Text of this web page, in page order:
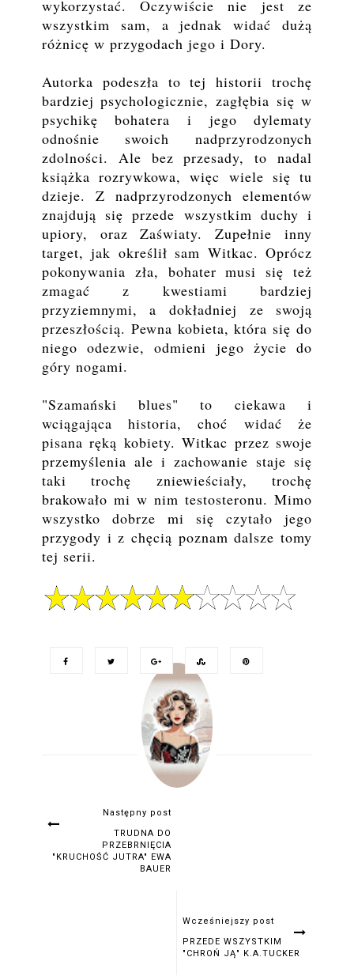
wykorzystać. Oczywiście nie jest ze
wszystkim sam, a jednak widać dużą
różnicę w przygodach jego i Dory.
Autorka podeszła to tej historii trochę
bardziej psychologicznie, zagłębia się w
psychikę bohatera i jego dylematy
odnośnie swoich nadprzyrodzonych
zdolności. Ale bez przesady, to nadal
książka rozrywkowa, więc wiele się tu
dzieje. Z nadprzyrodzonych elementów
znajdują się przede wszystkim duchy i
upiory, oraz Zaświaty. Zupełnie inny
target, jak określił sam Witkac. Oprócz
pokonywania zła, bohater musi się też
zmagać z kwestiami bardziej
przyziemnymi, a dokładniej ze swoją
przeszłością. Pewna kobieta, która się do
niego odezwie, odmieni jego życie do
góry nogami.
"Szamański blues" to ciekawa i
wciągająca historia, choć widać że
pisana ręką kobiety. Witkac przez swoje
przemyślenia ale i zachowanie staje się
taki trochę zniewieściały, trochę
brakowało mi w nim testosteronu. Mimo
wszystko dobrze mi się czytało jego
przygody i z chęcią poznam dalsze tomy
tej serii.
Następny post
TRUDNA DO
PRZEBRNIĘCIA
"KRUCHOŚĆ JUTRA" EWA
BAUER
Wcześniejszy post
PRZEDE WSZYSTKIM
"CHROŃ JĄ" K.A.TUCKER